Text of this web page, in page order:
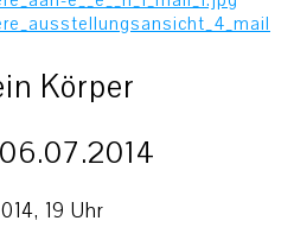
Körper
19 Uhr